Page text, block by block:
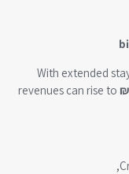
With extended
revenues can rise to
,